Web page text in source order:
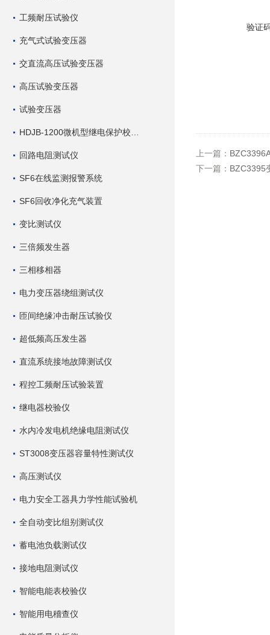
工频耐压试验仪
充气式试验变压器
交直流高压试验变压器
高压试验变压器
试验变压器
回路电阻测试仪
SF6在线监测报警系统
SF6回收净化充气装置
变比测试仪
三倍频发生器
三相移相器
电力变压器绕组测试仪
匝间绝缘冲击耐压试验仪
超低频高压发生器
直流系统接地故障测试仪
程控工频耐压试验装置
继电器校验仪
水内冷发电机绝缘电阻测试仪
ST3008变压器容量特性测试仪
高压测试仪
电力安全工器具力学性能试验机
全自动变比组别测试仪
蓄电池负载测试仪
接地电阻测试仪
智能电能表校验仪
智能用电稽查仪
验证
上一篇：
下一篇： BZC3395